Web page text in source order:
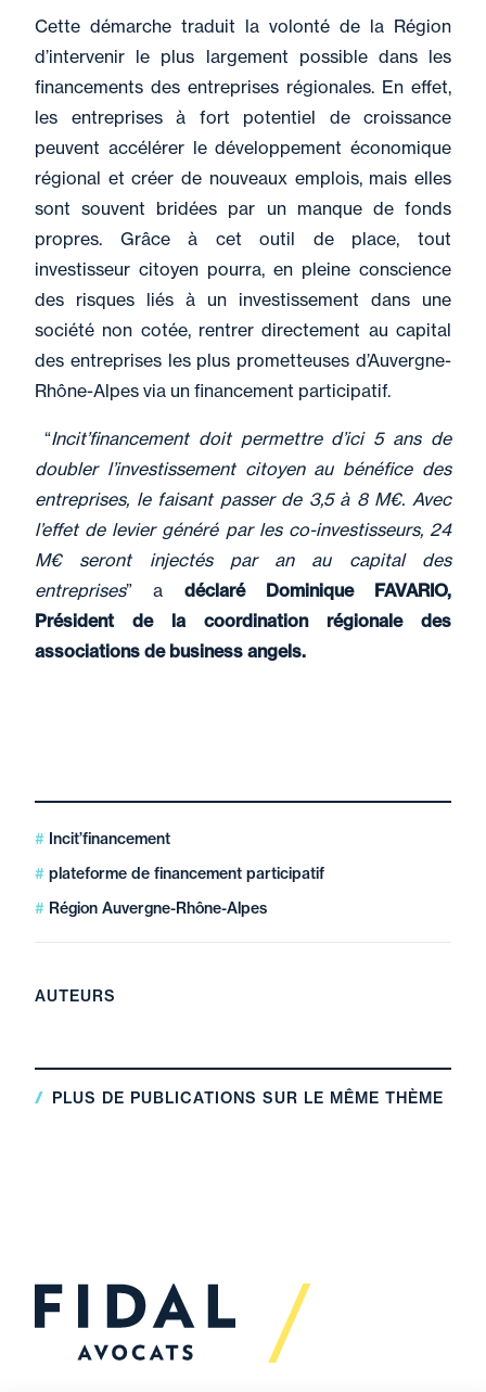
Cette démarche traduit la volonté de la Région
d’intervenir le plus largement possible dans les
financements des entreprises régionales. En effet,
les entreprises à fort potentiel de croissance
peuvent accélérer le développement économique
régional et créer de nouveaux emplois, mais elles
sont souvent bridées par un manque de fonds
propres. Grâce à cet outil de place, tout
investisseur citoyen pourra, en pleine conscience
des risques liés à un investissement dans une
société non cotée, rentrer directement au capital
des entreprises les plus prometteuses d’Auvergne-
Rhône-Alpes via un financement participatif.
“Incit’financement doit permettre d’ici 5 ans de
doubler l’investissement citoyen au bénéfice des
entreprises, le faisant passer de 3,5 à 8 M€. Avec
l’effet de levier généré par les co-investisseurs, 24
M€ seront injectés par an au capital des
entreprises” a déclaré Dominique FAVARIO,
Président de la coordination régionale des
associations de business angels.
Incit’financement
plateforme de financement participatif
Région Auvergne-Rhône-Alpes
AUTEURS
PLUS DE PUBLICATIONS SUR LE MÊME THÈME